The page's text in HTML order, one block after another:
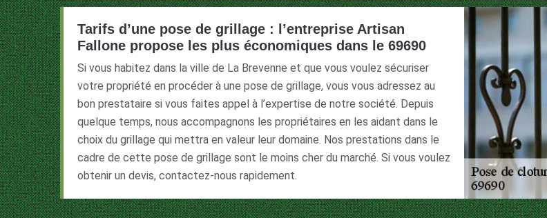
Tarifs d’une pose de grillage : l’entreprise Artisan
Fallone propose les plus économiques dans le 69690
Si vous habitez dans la ville de La Brevenne et que vous voulez sécuriser
votre propriété en procéder à une pose de grillage, vous vous adressez au
bon prestataire si vous faites appel à l’expertise de notre société. Depuis
quelque temps, nous accompagnons les propriétaires en les aidant dans le
choix du grillage qui mettra en valeur leur domaine. Nos prestations dans le
cadre de cette pose de grillage sont le moins cher du marché. Si vous voulez
obtenir un devis, contactez-nous rapidement.